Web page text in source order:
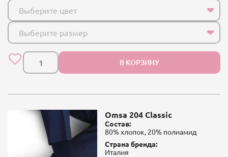
Выберите цвет
Выберите размер
В КОРЗИНУ
Omsa 204 Classic
Состав:
80% хлопок, 20% полиамид
Страна бренда:
Италия